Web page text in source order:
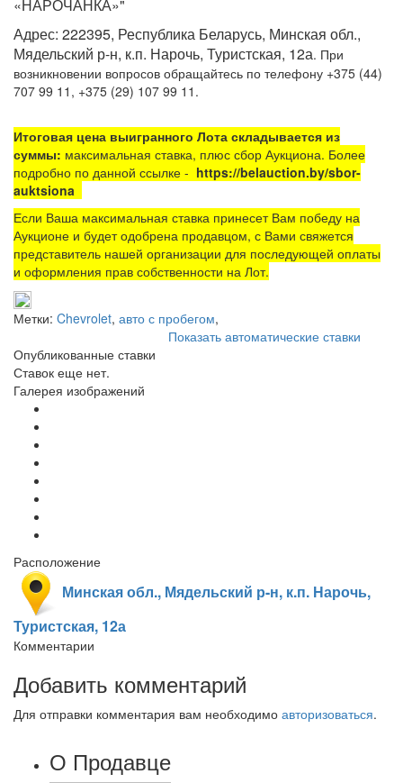
«НАРОЧАНКА»"
Адрес: 222395, Республика Беларусь, Минская обл.,
Мядельский р-н, к.п. Нарочь, Туристская, 12а. При
возникновении вопросов обращайтесь по телефону +375 (44)
707 99 11, +375 (29) 107 99 11.
Итоговая цена выигранного Лота складывается из
суммы: максимальная ставка, плюс сбор Аукциона. Более
подробно по данной ссылке - https://belauction.by/sbor-
auktsiona
Если Ваша максимальная ставка принесет Вам победу на
Аукционе и будет одобрена продавцом, с Вами свяжется
представитель нашей организации для последующей оплаты
и оформления прав собственности на Лот.
Метки: Chevrolet, авто с пробегом,
Показать автоматические ставки
Опубликованные ставки
Ставок еще нет.
Галерея изображений
Расположение
Минская обл., Мядельский р-н, к.п. Нарочь,
Туристская, 12а
Комментарии
Добавить комментарий
Для отправки комментария вам необходимо авторизоваться.
О Продавце